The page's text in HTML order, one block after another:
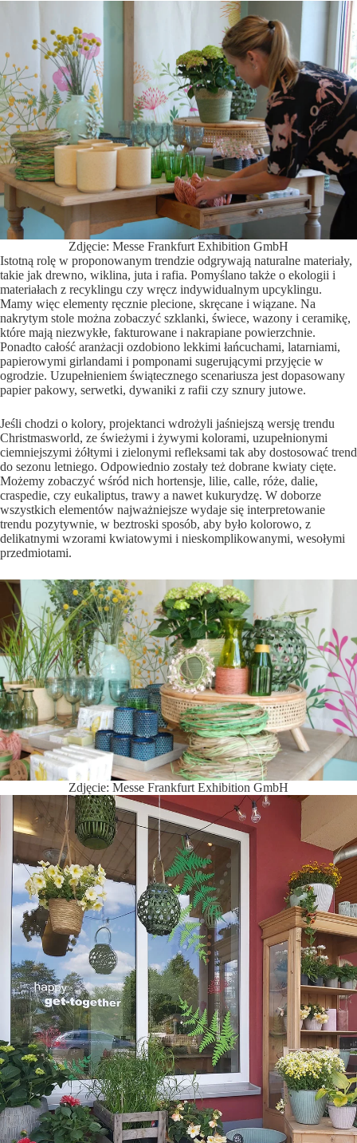
Zdjęcie: Messe Frankfurt Exhibition GmbH
Istotną rolę w proponowanym trendzie odgrywają naturalne materiały,
takie jak drewno, wiklina, juta i rafia. Pomyślano także o ekologii i
materiałach z recyklingu czy wręcz indywidualnym upcyklingu.
Mamy więc elementy ręcznie plecione, skręcane i wiązane. Na
nakrytym stole można zobaczyć szklanki, świece, wazony i ceramikę,
które mają niezwykłe, fakturowane i nakrapiane powierzchnie.
Ponadto całość aranżacji ozdobiono lekkimi łańcuchami, latarniami,
papierowymi girlandami i pomponami sugerującymi przyjęcie w
ogrodzie. Uzupełnieniem świątecznego scenariusza jest dopasowany
papier pakowy, serwetki, dywaniki z rafii czy sznury jutowe.
Jeśli chodzi o kolory, projektanci wdrożyli jaśniejszą wersję trendu
Christmasworld, ze świeżymi i żywymi kolorami, uzupełnionymi
ciemniejszymi żółtymi i zielonymi refleksami tak aby dostosować trend
do sezonu letniego. Odpowiednio zostały też dobrane kwiaty cięte.
Możemy zobaczyć wśród nich hortensje, lilie, calle, róże, dalie,
craspedie, czy eukaliptus, trawy a nawet kukurydzę. W doborze
wszystkich elementów najważniejsze wydaje się interpretowanie
trendu pozytywnie, w beztroski sposób, aby było kolorowo, z
delikatnymi wzorami kwiatowymi i nieskomplikowanymi, wesołymi
przedmiotami.
Zdjęcie: Messe Frankfurt Exhibition GmbH